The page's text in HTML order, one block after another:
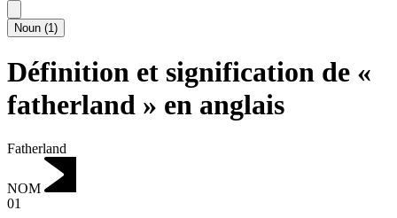
Noun (1)
Définition et signification de «
fatherland » en anglais
Fatherland
NOM
01